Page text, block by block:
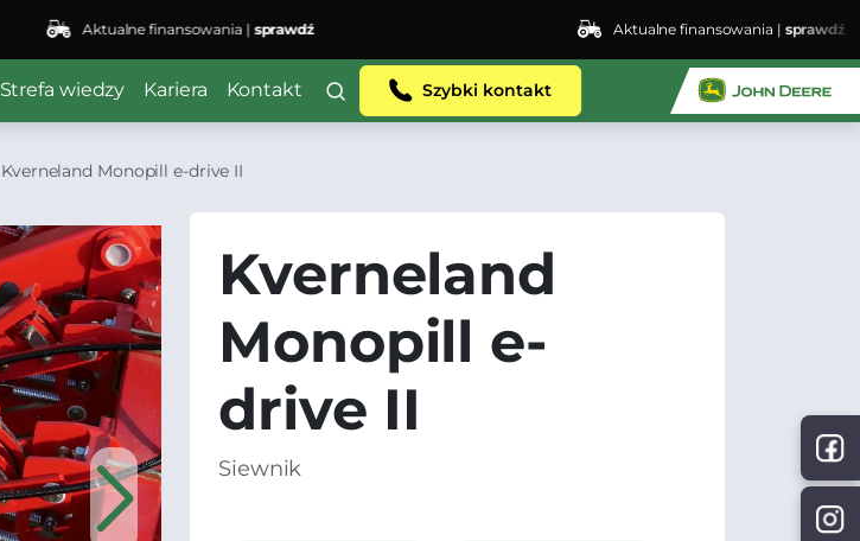
Aktualne finansowania |sprawdź Aktualne finansowania |sprawdź
Strefa wiedzy Kariera Kontakt Szybki kontakt
Kverneland Monopill e-drive II
Kverneland
Monopill e-
drive II
Siewnik